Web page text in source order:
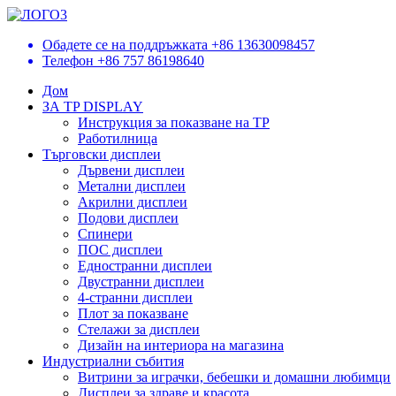
Обадете се на поддръжката +86 13630098457
Телефон +86 757 86198640
Дом
ЗА TP DISPLAY
Инструкция за показване на TP
Работилница
Търговски дисплеи
Дървени дисплеи
Метални дисплеи
Акрилни дисплеи
Подови дисплеи
Спинери
ПОС дисплеи
Едностранни дисплеи
Двустранни дисплеи
4-странни дисплеи
Плот за показване
Стелажи за дисплеи
Дизайн на интериора на магазина
Индустриални събития
Витрини за играчки, бебешки и домашни любимци
Дисплеи за здраве и красота